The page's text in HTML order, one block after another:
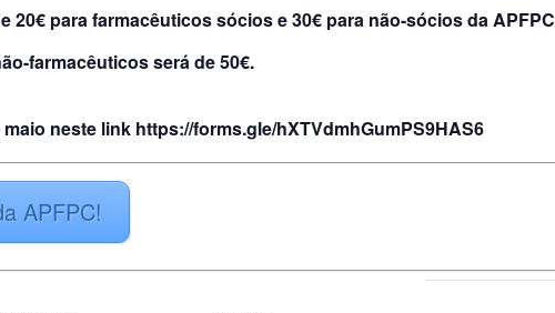
20€ para farmacêuticos sócios e 30€ para não-sócios da APFPC
farmacêuticos será de 50€.
neste link https://forms.gle/hXTVdmhGumPS9HAS6
APFPC!